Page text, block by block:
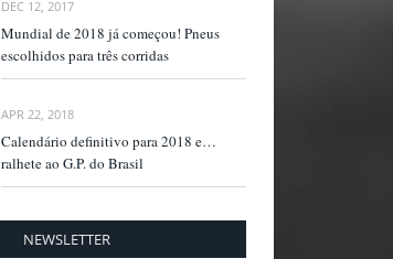
DEC 12, 2017
Mundial de 2018 já começou! Pneus
escolhidos para três corridas
APR 22, 2018
Calendário definitivo para 2018 e…
ralhete ao G.P. do Brasil
NEWSLETTER